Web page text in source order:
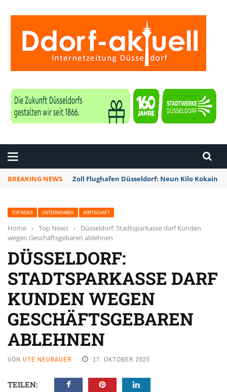
BREAKING NEWS Zoll Flughafen Düsseldorf: Neun Kilo Kokain
TOP NEWS UNTERNEHMEN WIRTSCHAFT
Home › Top News ›
Düsseldorf: Stadtsparkasse darf Kunden
wegen Geschäftsgebaren ablehnen
DÜSSELDORF:
STADTSPARKASSE DARF
KUNDEN WEGEN
GESCHÄFTSGEBAREN
ABLEHNEN
VON UTE NEUBAUER 17. OKTOBER 2025
TEILEN: